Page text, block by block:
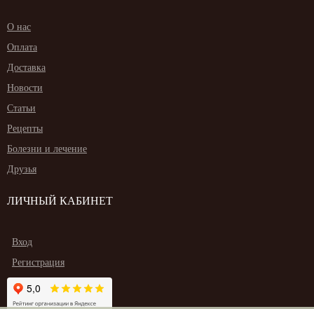
О нас
Оплата
Доставка
Новости
Статьи
Рецепты
Болезни и лечение
Друзья
ЛИЧНЫЙ КАБИНЕТ
Вход
Регистрация